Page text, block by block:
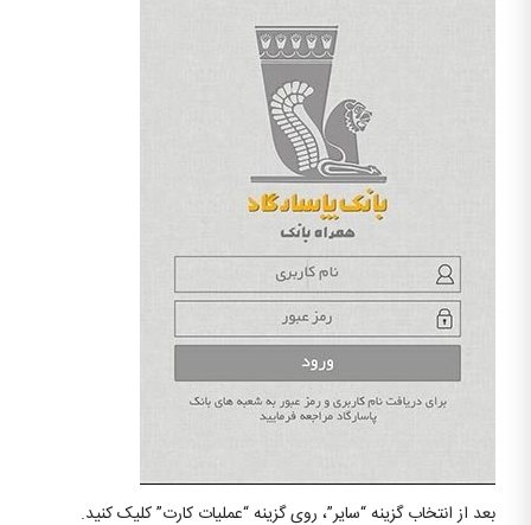
بعد از انتخاب گزینه “سایر”، روی گزینه “عملیات کارت” کلیک کنید.